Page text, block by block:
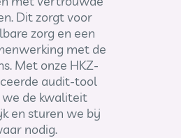
Dit zorgt voor
zorg en een
met de
Met onze HKZ-
audit-tool
we de kwaliteit
en sturen we bij
nodig.